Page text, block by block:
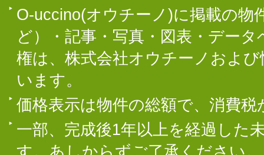
O-uccino(オウチーノ)に掲載の物
ど）・記事・写真・図表・デー
権は、株式会社オウチーノおよ
います。
価格表示は物件の総額で、消費
一部、完成後1年以上を経過した